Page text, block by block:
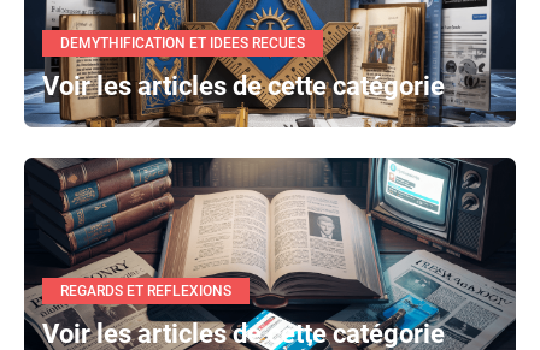
DEMYTHIFICATION ET IDEES RECUES
Voir les articles de cette catégorie
REGARDS ET REFLEXIONS
Voir les articles de cette catégorie